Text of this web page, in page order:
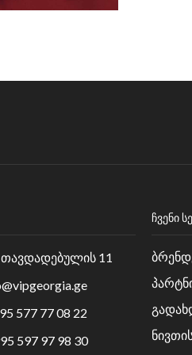
(125)
11
577 77 08 22
97 98 30
ᲩᲕᲔᲜᲘ